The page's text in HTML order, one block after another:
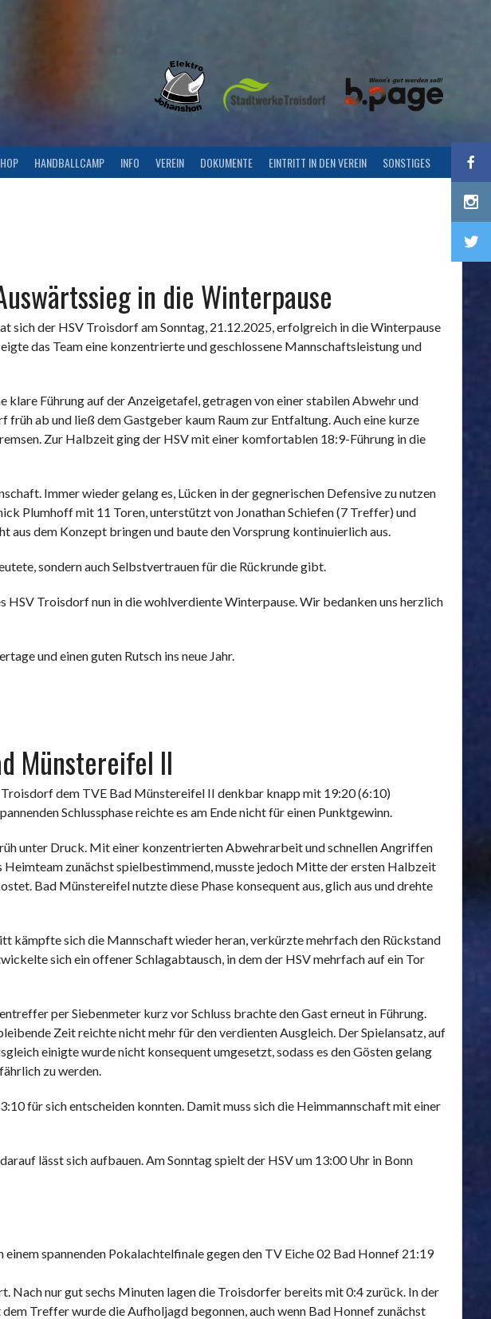
HANDBALLCAMP INFO VEREIN DOKUMENTE EINTRITT IN DEN VEREIN SONSTIGES
in die Winterpause
der HSV Troisdorf am Sonntag, 21.12.2025, erfolgreich in die Winterpause
das Team eine konzentrierte und geschlossene Mannschaftsleistung und
klare Führung auf der Anzeigetafel, getragen von einer stabilen Abwehr und
ab und ließ dem Gastgeber kaum Raum zur Entfaltung. Auch eine kurze
Zur Halbzeit ging der HSV mit einer komfortablen 18:9-Führung in die
Immer wieder gelang es, Lücken in der gegnerischen Defensive zu nutzen
Plumhoff mit 11 Toren, unterstützt von Jonathan Schiefen (7 Treffer) und
dem Konzept bringen und baute den Vorsprung kontinuierlich aus.
sondern auch Selbstvertrauen für die Rückrunde gibt.
HSV Troisdorf nun in die wohlverdiente Winterpause. Wir bedanken uns herzlich
und einen guten Rutsch ins neue Jahr.
Münstereifel II
dem TVE Bad Münstereifel II denkbar knapp mit 19:20 (6:10)
Schlussphase reichte es am Ende nicht für einen Punktgewinn.
unter Druck. Mit einer konzentrierten Abwehrarbeit und schnellen Angriffen
zunächst spielbestimmend, musste jedoch Mitte der ersten Halbzeit
Bad Münstereifel nutzte diese Phase konsequent aus, glich aus und drehte
kämpfte sich die Mannschaft wieder heran, verkürzte mehrfach den Rückstand
sich ein offener Schlagabtausch, in dem der HSV mehrfach auf ein Tor
per Siebenmeter kurz vor Schluss brachte den Gast erneut in Führung.
Zeit reichte nicht mehr für den verdienten Ausgleich. Der Spielansatz, auf
einigte wurde nicht konsequent umgesetzt, sodass es den Gösten gelang
zu werden.
für sich entscheiden konnten. Damit muss sich die Heimmannschaft mit einer
lässt sich aufbauen. Am Sonntag spielt der HSV um 13:00 Uhr in Bonn
spannenden Pokalachtelfinale gegen den TV Eiche 02 Bad Honnef 21:19
Nach nur gut sechs Minuten lagen die Troisdorfer bereits mit 0:4 zurück. In der
Treffer wurde die Aufholjagd begonnen, auch wenn Bad Honnef zunächst